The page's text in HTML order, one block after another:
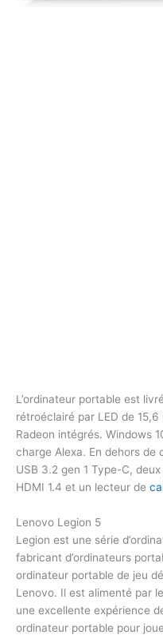
L’ordinateur portable est
rétroéclairé par LED de
Radeon intégrés. Windows
charge Alexa. En dehors
USB 3.2 gen 1 Type-C,
HDMI 1.4 et un lecteur de
Lenovo Legion 5
Legion est une série
fabricant d’ordinateurs
ordinateur portable de jeu
Lenovo. Il est alimenté par
une excellente expérience
ordinateur portable pour